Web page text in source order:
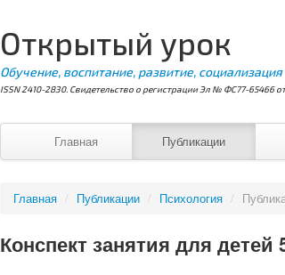
Открытый урок
Обучение, воспитание, развитие, социализация
ISSN 2410-2830. Свидетельство о регистрации Эл № ФС77-65466
Главная Публикации
Главная / Публикации / Психология /
Конспект занятия для